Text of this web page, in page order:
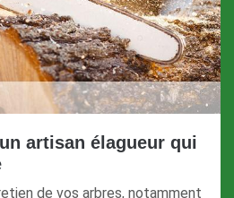
artisan élagueur qui
de vos arbres, notamment